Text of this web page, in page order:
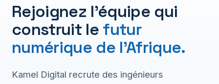
Rejoignez l'équipe qui
construit le futur
numérique de l'Afrique.
Kamel Digital recrute des ingénieurs